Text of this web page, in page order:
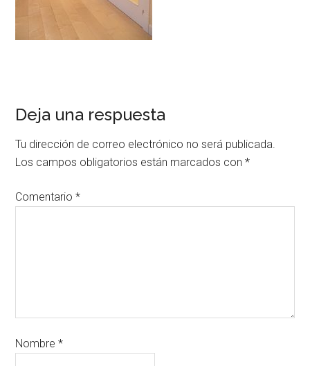
Deja una respuesta
Tu dirección de correo electrónico no será publicada.
Los campos obligatorios están marcados con*
Comentario*
Nombre*